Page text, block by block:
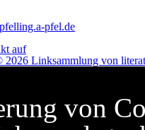
pfel.de
auf
Linksammlung von
von